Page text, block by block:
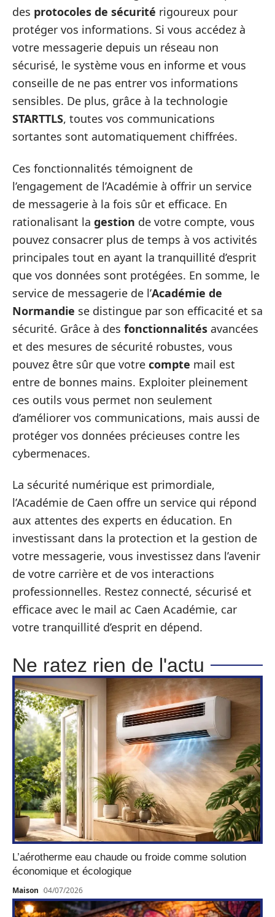
des protocoles de sécurité rigoureux pour
protéger vos informations. Si vous accédez à
votre messagerie depuis un réseau non
sécurisé, le système vous en informe et vous
conseille de ne pas entrer vos informations
sensibles. De plus, grâce à la technologie
STARTTLS, toutes vos communications
sortantes sont automatiquement chiffrées.
Ces fonctionnalités témoignent de
l’engagement de l’Académie à offrir un service
de messagerie à la fois sûr et efficace. En
rationalisant la gestion de votre compte, vous
pouvez consacrer plus de temps à vos activités
principales tout en ayant la tranquillité d’esprit
que vos données sont protégées. En somme, le
service de messagerie de l’Académie de
Normandie se distingue par son efficacité et sa
sécurité. Grâce à des fonctionnalités avancées
et des mesures de sécurité robustes, vous
pouvez être sûr que votre compte mail est
entre de bonnes mains. Exploiter pleinement
ces outils vous permet non seulement
d’améliorer vos communications, mais aussi de
protéger vos données précieuses contre les
cybermenaces.
La sécurité numérique est primordiale,
l’Académie de Caen offre un service qui répond
aux attentes des experts en éducation. En
investissant dans la protection et la gestion de
votre messagerie, vous investissez dans l’avenir
de votre carrière et de vos interactions
professionnelles. Restez connecté, sécurisé et
efficace avec le mail ac Caen Académie, car
votre tranquillité d’esprit en dépend.
Ne ratez rien de l'actu
L’aérotherme eau chaude ou froide comme solution
économique et écologique
Maison 04/07/2026